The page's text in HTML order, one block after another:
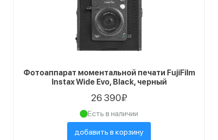
Фотоаппарат моментальной печати FujiFilm
Instax Wide Evo, Black, черный
26 390₽
Есть в наличии
добавить в корзину